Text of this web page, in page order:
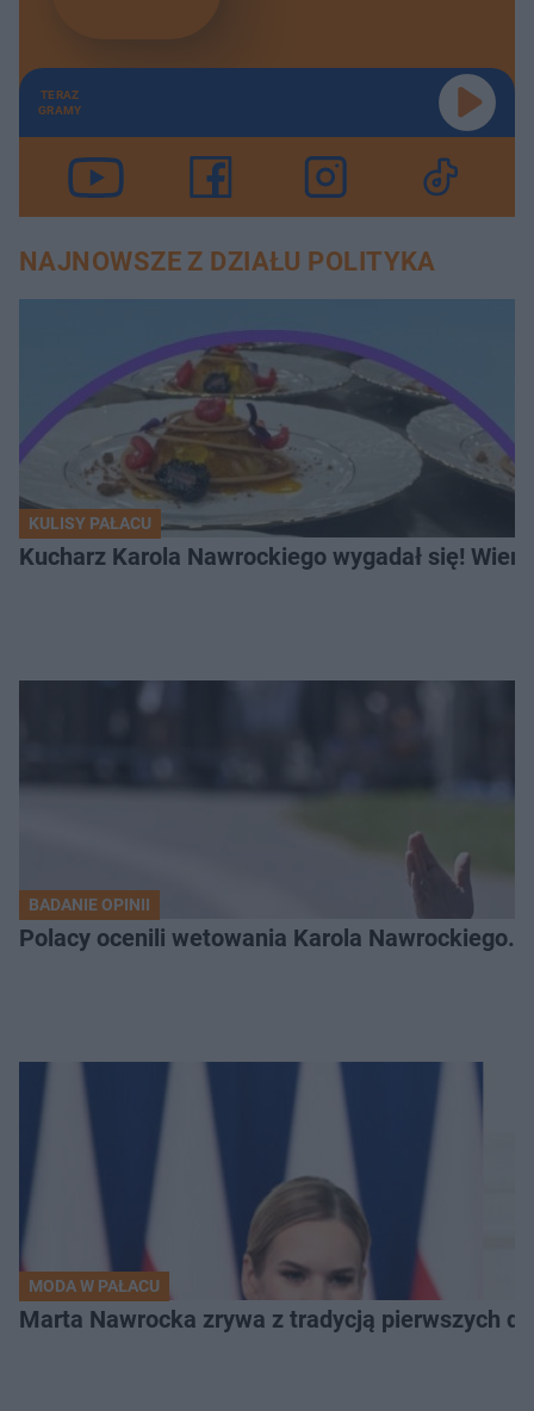
TERAZ
GRAMY
NAJNOWSZE Z DZIAŁU POLITYKA
KULISY PAŁACU
Kucharz Karola Nawrockiego wygadał się!
BADANIE OPINII
Polacy ocenili wetowania Karola Nawrockiego.
MODA W PAŁACU
Marta Nawrocka zrywa z tradycją pierwszych